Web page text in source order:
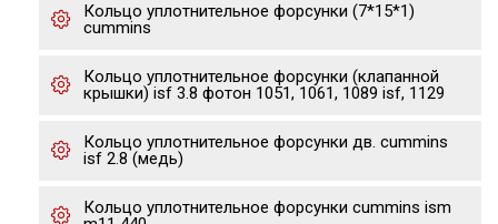
Кольцо уплотнительное форсунки (7*15*1)
cummins
Кольцо уплотнительное форсунки (клапанной
крышки) isf 3.8 фотон 1051, 1061, 1089 isf, 1129
Кольцо уплотнительное форсунки дв. cummins
isf 2.8 (медь)
Кольцо уплотнительное форсунки cummins ism